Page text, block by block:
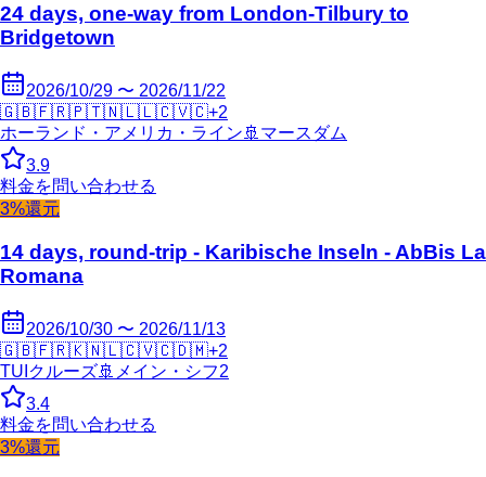
24 days, one-way from London-Tilbury to
Bridgetown
2026/10/29 〜 2026/11/22
🇬🇧🇫🇷🇵🇹🇳🇱🇱🇨🇻🇨+2
ホーランド・アメリカ・ライン 🚢 マースダム
3.9
料金を問い合わせる
3%還元
14 days, round-trip - Karibische Inseln - AbBis La
Romana
2026/10/30 〜 2026/11/13
🇬🇧🇫🇷🇰🇳🇱🇨🇻🇨🇩🇲+2
TUIクルーズ🚢 メイン・シフ2
3.4
料金を問い合わせる
3%還元